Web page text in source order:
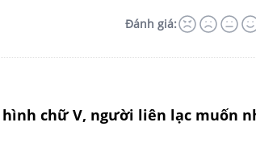
Đánh giá:
chữ V, người liên lạc muốn